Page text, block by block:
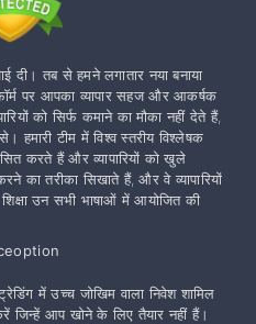
दी। तब से हमने लगातार नया बनाया
पर आपका व्यापार सहज और आकर्षक
को सिर्फ कमाने का मौका नहीं देते हैं,
हमारी टीम में विश्व स्तरीय विश्लेषक
करते हैं और व्यापारियों को खुले
का तरीका सिखाते हैं, और वे व्यापारियों
उन सभी भाषाओं में आयोजित की
में उच्च जोखिम वाला निवेश शामिल
जिन्हें आप खोने के लिए तैयार नहीं हैं।